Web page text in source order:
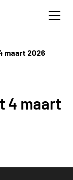
maart 2026
4 maart